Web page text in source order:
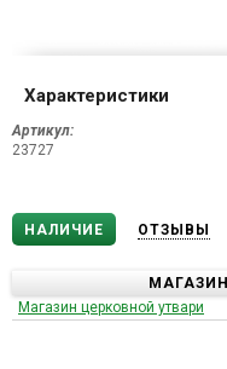
Характеристики
Артикул:
23727
НАЛИЧИЕ ОТЗЫВЫ
МАГАЗИН
Магазин церковной утвари